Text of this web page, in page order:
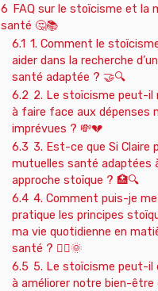
6 FAQ sur le stoïcisme et la
santé 🤔📚
6.1 1. Comment le
aider dans la recherche
santé adaptée ? 🤝🔍
6.2 2. Le stoïcisme peut-il
à faire face aux dépenses
imprévues ? 💸💔
6.3 3. Est-ce que Si Claire
mutuelles santé adaptées
approche stoïque ? 🏥🔍
6.4 4. Comment puis-je
pratique les principes
ma vie quotidienne en
santé ? 🧘‍♀️🌞
6.5 5. Le stoïcisme peut-il
à améliorer notre bien-être